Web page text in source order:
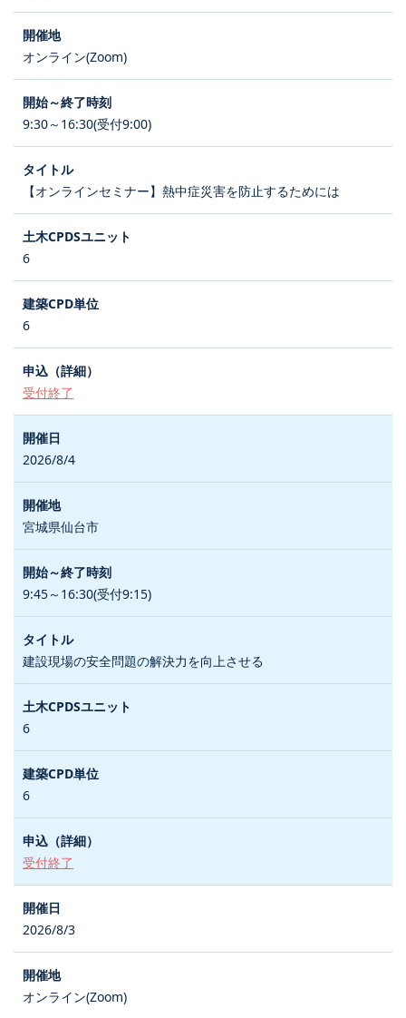
オンライン(Zoom)
9:30～16:30(受付9:00)
【オンラインセミナー】熱中症災害を防止するためには
6
6
受付終了
2026/8/4
宮城県仙台市
9:45～16:30(受付9:15)
建設現場の安全問題の解決力を向上させる
6
6
受付終了
2026/8/3
オンライン(Zoom)